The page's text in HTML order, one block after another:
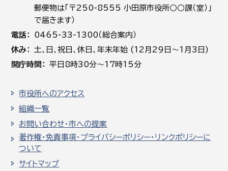
郵便物は「〒250-8555 小田原市役所○○課（室）」
で届きます）
電話
0465-33-1300（総合案内）
休み
土､日､祝日、休日、年末年始 (12月29日～1月3日)
開庁時間
平日8時30分～17時15分
市役所へのアクセス
組織一覧
お問い合わせ・市への提案
著作権・免責事項・プライバシーポリシー・リンクポリシーに
ついて
サイトマップ